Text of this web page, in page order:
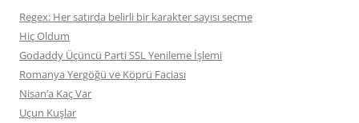
Regex: Her satırda belirli bir karakter sayısı seçme
Hiç Oldum
Godaddy Üçüncü Parti SSL Yenileme İşlemi
Romanya Yergöğü ve Köprü Faciası
Nisan’a Kaç Var
Uçun Kuşlar